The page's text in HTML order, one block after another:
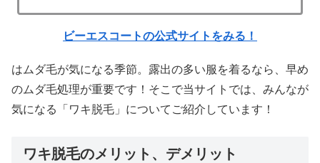
ビーエスコートの公式サイトをみる！
はムダ毛が気になる季節。露出の多い服を着るなら、早め
のムダ毛処理が重要です！そこで当サイトでは、みんなが
気になる「ワキ脱毛」についてご紹介しています！
ワキ脱毛のメリット、デメリット